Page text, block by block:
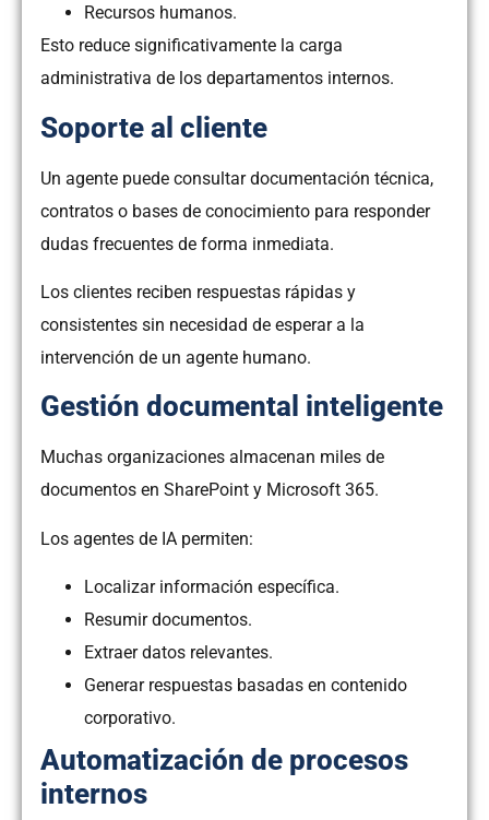
Recursos humanos.
Esto reduce significativamente la carga
administrativa de los departamentos internos.
Soporte al cliente
Un agente puede consultar documentación técnica,
contratos o bases de conocimiento para responder
dudas frecuentes de forma inmediata.
Los clientes reciben respuestas rápidas y
consistentes sin necesidad de esperar a la
intervención de un agente humano.
Gestión documental inteligente
Muchas organizaciones almacenan miles de
documentos en SharePoint y Microsoft 365.
Los agentes de IA permiten:
Localizar información específica.
Resumir documentos.
Extraer datos relevantes.
Generar respuestas basadas en contenido
corporativo.
Automatización de procesos
internos